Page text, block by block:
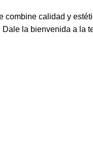
calidad y
la bienvenida a la